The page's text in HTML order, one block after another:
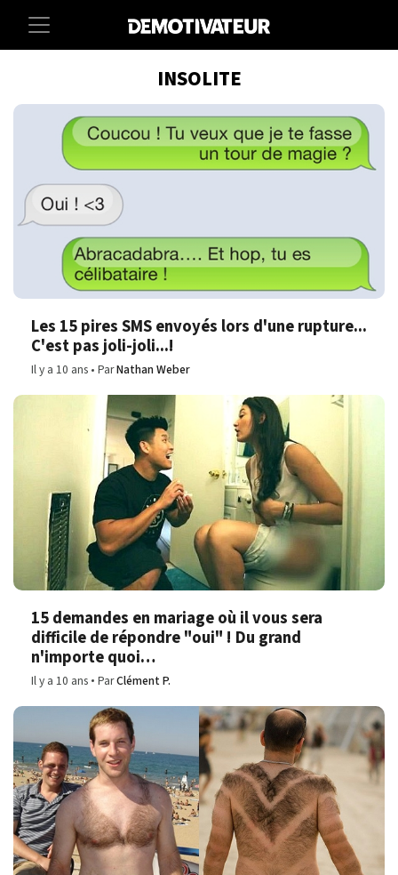
INSOLITE
Les 15 pires SMS envoyés lors d'une rupture...
C'est pas joli-joli...!
Il y a 10 ans ParNathan Weber
15 demandes en mariage où il vous sera
difficile de répondre "oui" ! Du grand
n'importe quoi…
Il y a 10 ans ParClément P.